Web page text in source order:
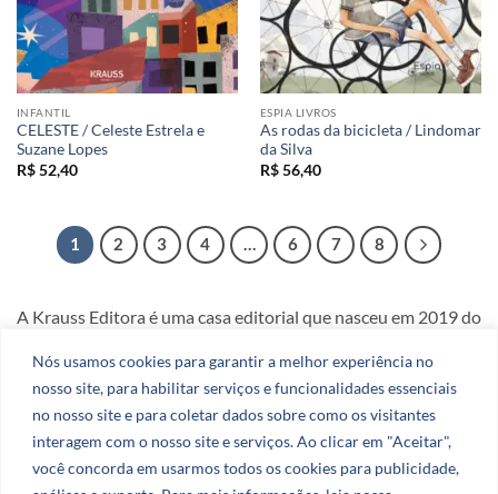
Nós usamos cookies para garantir a melhor experiência no
nosso site, para habilitar serviços e funcionalidades essenciais
no nosso site e para coletar dados sobre como os visitantes
interagem com o nosso site e serviços. Ao clicar em "Aceitar",
você concorda em usarmos todos os cookies para publicidade,
INFANTIL
CELESTE / Celeste Estrela e
Suzane Lopes
R$52,40
ESPIA LIVROS
As rodas da bicicleta / Lindomar
da Silva
R$56,40
1 2 3 4 … 6 7 8
A Krauss Editora é uma casa editorial que nasceu em 2019 do
CNPJ: 51.078.290.0001-27